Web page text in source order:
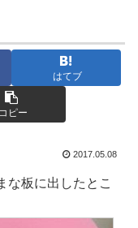
はてブ
コピー
2017.05.08
な板に出したとこ